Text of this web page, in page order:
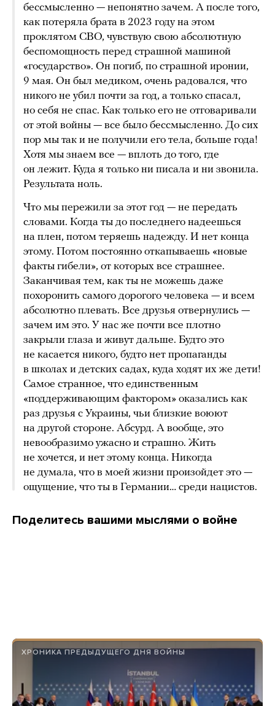
бессмысленно — непонятно зачем. А после того,
как потеряла брата в 2023 году на этом
проклятом СВО, чувствую свою абсолютную
беспомощность перед страшной машиной
«государство». Он погиб, по страшной иронии,
9 мая. Он был медиком, очень радовался, что
никого не убил почти за год, а только спасал,
но себя не спас. Как только его не отговаривали
от этой войны — все было бессмысленно. До сих
пор мы так и не получили его тела, больше года!
Хотя мы знаем все — вплоть до того, где
он лежит. Куда я только ни писала и ни звонила.
Результата ноль.
Что мы пережили за этот год — не передать
словами. Когда ты до последнего надеешься
на плен, потом теряешь надежду. И нет конца
этому. Потом постоянно откапываешь «новые
факты гибели», от которых все страшнее.
Заканчивая тем, как ты не можешь даже
похоронить самого дорогого человека — и всем
абсолютно плевать. Все друзья отвернулись —
зачем им это. У нас же почти все плотно
закрыли глаза и живут дальше. Будто это
не касается никого, будто нет пропаганды
в школах и детских садах, куда ходят их же дети!
Самое странное, что единственным
«поддерживающим фактором» оказались как
раз друзья с Украины, чьи близкие воюют
на другой стороне. Абсурд. А вообще, это
невообразимо ужасно и страшно. Жить
не хочется, и нет этому конца. Никогда
не думала, что в моей жизни произойдет это —
ощущение, что ты в Германии… среди нацистов.
Поделитесь вашими мыслями о войне
ХРОНИКА ПРЕДЫДУЩЕГО ДНЯ ВОЙНЫ